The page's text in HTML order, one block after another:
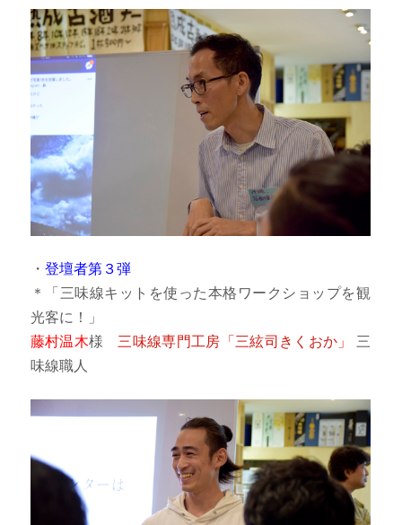
・ 登壇者第３弾
＊「三味線キットを使った本格ワークショップを観
光客に！」
藤村温木様 三味線専門工房「三絃司きくおか」
三
味線職人